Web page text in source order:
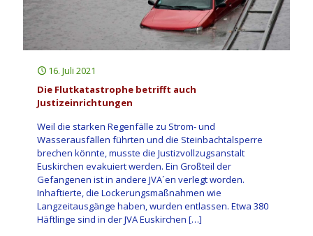
16. Juli 2021
Die Flutkatastrophe betrifft auch
Justizeinrichtungen
Weil die starken Regenfälle zu Strom- und
Wasserausfällen führten und die Steinbachtalsperre
brechen könnte, musste die Justizvollzugsanstalt
Euskirchen evakuiert werden. Ein Großteil der
Gefangenen ist in andere JVA´en verlegt worden.
Inhaftierte, die Lockerungsmaßnahmen wie
Langzeitausgänge haben, wurden entlassen. Etwa 380
Häftlinge sind in der JVA Euskirchen […]